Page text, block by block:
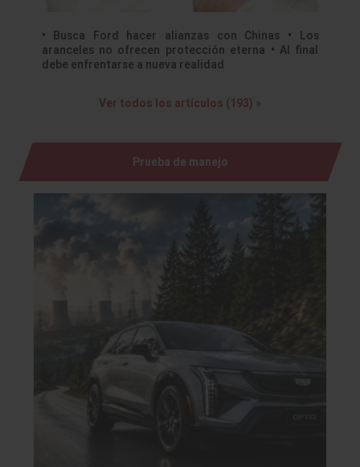
• Busca Ford hacer alianzas con Chinas • Los
aranceles no ofrecen protección eterna • Al final
debe enfrentarse a nueva realidad
Ver todos los artículos (193) »
Prueba de manejo